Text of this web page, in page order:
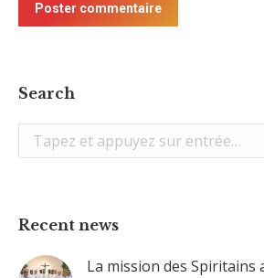
Poster commentaire
Search
Recherche
:
Recent news
La mission des Spiritains